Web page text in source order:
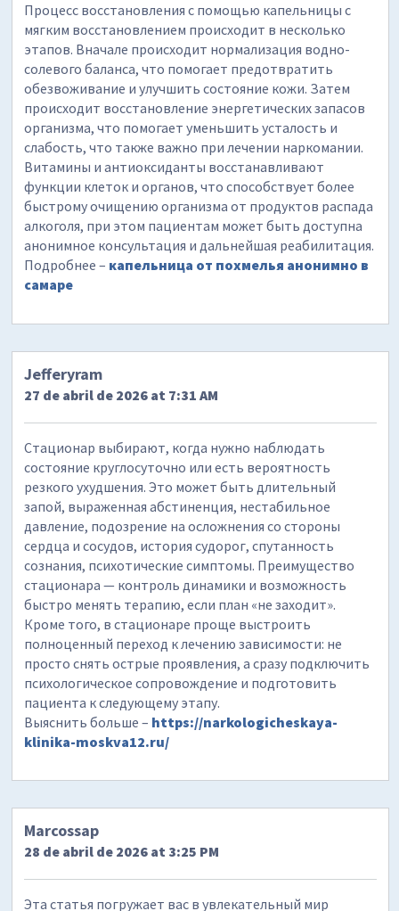
Процесс восстановления с помощью капельницы с
мягким восстановлением происходит в несколько
этапов. Вначале происходит нормализация водно-
солевого баланса, что помогает предотвратить
обезвоживание и улучшить состояние кожи. Затем
происходит восстановление энергетических запасов
организма, что помогает уменьшить усталость и
слабость, что также важно при лечении наркомании.
Витамины и антиоксиданты восстанавливают
функции клеток и органов, что способствует более
быстрому очищению организма от продуктов распада
алкоголя, при этом пациентам может быть доступна
анонимное консультация и дальнейшая реабилитация.
Подробнее – капельница от похмелья анонимно в
самаре
Jefferyram
27 de abril de 2026 at 7:31 AM
Стационар выбирают, когда нужно наблюдать
состояние круглосуточно или есть вероятность
резкого ухудшения. Это может быть длительный
запой, выраженная абстиненция, нестабильное
давление, подозрение на осложнения со стороны
сердца и сосудов, история судорог, спутанность
сознания, психотические симптомы. Преимущество
стационара — контроль динамики и возможность
быстро менять терапию, если план «не заходит».
Кроме того, в стационаре проще выстроить
полноценный переход к лечению зависимости: не
просто снять острые проявления, а сразу подключить
психологическое сопровождение и подготовить
пациента к следующему этапу.
Выяснить больше – https://narkologicheskaya-
klinika-moskva12.ru/
Marcossap
28 de abril de 2026 at 3:25 PM
Эта статья погружает вас в увлекательный мир